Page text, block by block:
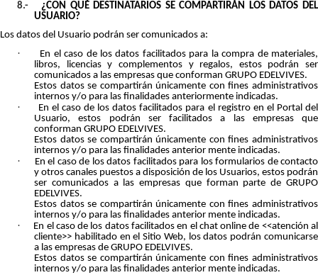
8.-
¿CON QUÉ DESTINATARIOS SE COMPARTIRÁN LOS DATOS DEL
USUARIO?
Los datos del Usuario podrán ser comunicados a:
·
En el caso de los datos facilitados para la compra de materiales,
libros, licencias y complementos y regalos, estos podrán ser
comunicados a las empresas que conforman GRUPO EDELVIVES.
Estos datos se compartirán únicamente con fines administrativos
internos y/o para las finalidades anteriormente indicadas.
·
En el caso de los datos facilitados para el registro en el Portal del
Usuario, estos podrán ser facilitados a las empresas que
conforman GRUPO EDELVIVES.
Estos datos se compartirán únicamente con fines administrativos
internos y/o para las finalidades anterior mente indicadas.
·
En el caso de los datos facilitados para los formularios de contacto
y otros canales puestos a disposición de los Usuarios, estos podrán
ser comunicados a las empresas que forman parte de GRUPO
EDELVIVES.
Estos datos se compartirán únicamente con fines administrativos
internos y/o para las finalidades anterior mente indicadas.
·
En el caso de los datos facilitados en el chat online de <<atención al
cliente>> habilitado en el Sitio Web, los datos podrán comunicarse
a las empresas de GRUPO EDELVIVES.
Estos datos se compartirán únicamente con fines administrativos
internos y/o para las finalidades anterior mente indicadas.